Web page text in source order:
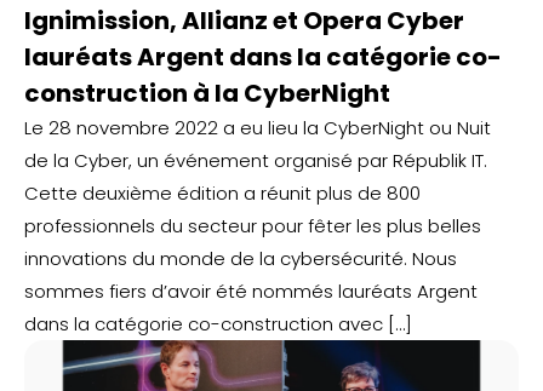
Ignimission, Allianz et Opera Cyber
lauréats Argent dans la catégorie co-
construction à la CyberNight
Le 28 novembre 2022 a eu lieu la CyberNight ou Nuit
de la Cyber, un événement organisé par Républik IT.
Cette deuxième édition a réunit plus de 800
professionnels du secteur pour fêter les plus belles
innovations du monde de la cybersécurité. Nous
sommes fiers d’avoir été nommés lauréats Argent
dans la catégorie co-construction avec […]